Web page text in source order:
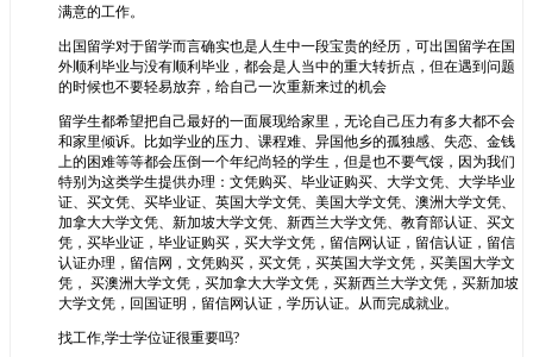
满意的工作。
出国留学对于留学而言确实也是人生中一段宝贵的经历，可出国留学在国
外顺利毕业与没有顺利毕业，都会是人当中的重大转折点，但在遇到问题
的时候也不要轻易放弃，给自己一次重新来过的机会
留学生都希望把自己最好的一面展现给家里，无论自己压力有多大都不会
和家里倾诉。比如学业的压力、课程难、异国他乡的孤独感、失恋、金钱
上的困难等等都会压倒一个年纪尚轻的学生，但是也不要气馁，因为我们
特别为这类学生提供办理：文凭购买、毕业证购买、大学文凭、大学毕业
证、买文凭、买毕业证、英国大学文凭、美国大学文凭、澳洲大学文凭、
加拿大大学文凭、新加坡大学文凭、新西兰大学文凭、教育部认证、买文
凭，买毕业证，毕业证购买，买大学文凭，留信网认证，留信认证，留信
认证办理，留信网，文凭购买，买文凭，买英国大学文凭，买美国大学文
凭， 买澳洲大学文凭，买加拿大大学文凭，买新西兰大学文凭，买新加坡
大学文凭，回国证明，留信网认证，学历认证。从而完成就业。
找工作,学士学位证很重要吗?